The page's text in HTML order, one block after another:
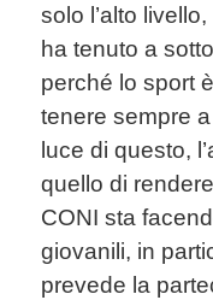
solo l’alto
ha tenuto a
perché lo sport
tenere sempre
luce di questo,
quello di
CONI sta
giovanili, in
prevede la